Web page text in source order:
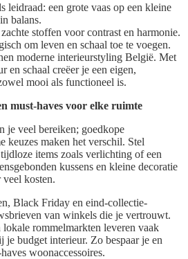
leidraad: een grote vaas op een kleine
balans.
stoffen voor contrast en harmonie.
om leven en schaal toe te voegen.
moderne interieurstyling België. Met
en schaal creëer je een eigen,
mooi als functioneel is.
must-haves voor elke ruimte
je veel bereiken; goedkope
keuzes maken het verschil. Stel
items zoals verlichting of een
kussens en kleine decoratie
veel kosten.
Black Friday en eind-collectie-
van winkels die je vertrouwt.
lokale rommelmarkten leveren vaak
je budget interieur. Zo bespaar je en
woonaccessoires.